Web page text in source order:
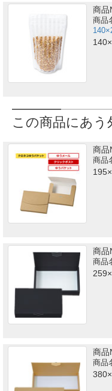
商品
この商品にあう
商品
商品
商品